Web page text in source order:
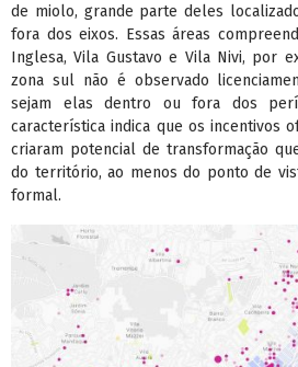
de miolo, grande parte deles
fora dos eixos. Essas áreas
Inglesa, Vila Gustavo e Vila Nivi, por
zona sul não é observado
sejam elas dentro ou fora dos
característica indica que os incentivos
criaram potencial de transformação
do território, ao menos do ponto de
formal.